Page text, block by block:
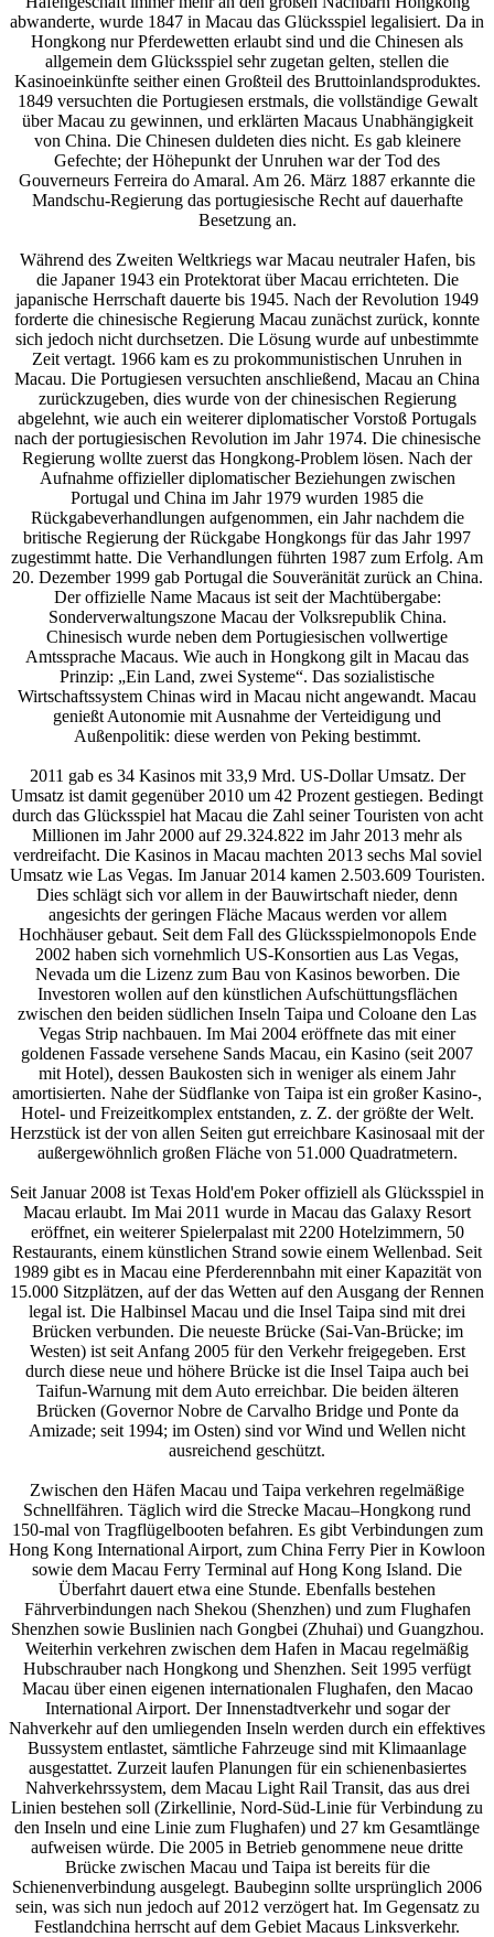
abwanderte, wurde 1847 in Macau das Glücksspiel legalisiert. Da in
Hongkong nur Pferdewetten erlaubt sind und die Chinesen als
allgemein dem Glücksspiel sehr zugetan gelten, stellen die
Kasinoeinkünfte seither einen Großteil des Bruttoinlandsproduktes.
1849 versuchten die Portugiesen erstmals, die vollständige Gewalt
über Macau zu gewinnen, und erklärten Macaus Unabhängigkeit
von China. Die Chinesen duldeten dies nicht. Es gab kleinere
Gefechte; der Höhepunkt der Unruhen war der Tod des
Gouverneurs Ferreira do Amaral. Am 26. März 1887 erkannte die
Mandschu-Regierung das portugiesische Recht auf dauerhafte
Besetzung an.
Während des Zweiten Weltkriegs war Macau neutraler Hafen, bis
die Japaner 1943 ein Protektorat über Macau errichteten. Die
japanische Herrschaft dauerte bis 1945. Nach der Revolution 1949
forderte die chinesische Regierung Macau zunächst zurück, konnte
sich jedoch nicht durchsetzen. Die Lösung wurde auf unbestimmte
Zeit vertagt. 1966 kam es zu prokommunistischen Unruhen in
Macau. Die Portugiesen versuchten anschließend, Macau an China
zurückzugeben, dies wurde von der chinesischen Regierung
abgelehnt, wie auch ein weiterer diplomatischer Vorstoß Portugals
nach der portugiesischen Revolution im Jahr 1974. Die chinesische
Regierung wollte zuerst das Hongkong-Problem lösen. Nach der
Aufnahme offizieller diplomatischer Beziehungen zwischen
Portugal und China im Jahr 1979 wurden 1985 die
Rückgabeverhandlungen aufgenommen, ein Jahr nachdem die
britische Regierung der Rückgabe Hongkongs für das Jahr 1997
zugestimmt hatte. Die Verhandlungen führten 1987 zum Erfolg. Am
20. Dezember 1999 gab Portugal die Souveränität zurück an China.
Der offizielle Name Macaus ist seit der Machtübergabe:
Sonderverwaltungszone Macau der Volksrepublik China.
Chinesisch wurde neben dem Portugiesischen vollwertige
Amtssprache Macaus. Wie auch in Hongkong gilt in Macau das
Prinzip: „Ein Land, zwei Systeme“. Das sozialistische
Wirtschaftssystem Chinas wird in Macau nicht angewandt. Macau
genießt Autonomie mit Ausnahme der Verteidigung und
Außenpolitik: diese werden von Peking bestimmt.
2011 gab es 34 Kasinos mit 33,9 Mrd. US-Dollar Umsatz. Der
Umsatz ist damit gegenüber 2010 um 42 Prozent gestiegen. Bedingt
durch das Glücksspiel hat Macau die Zahl seiner Touristen von acht
Millionen im Jahr 2000 auf 29.324.822 im Jahr 2013 mehr als
verdreifacht. Die Kasinos in Macau machten 2013 sechs Mal soviel
Umsatz wie Las Vegas. Im Januar 2014 kamen 2.503.609 Touristen.
Dies schlägt sich vor allem in der Bauwirtschaft nieder, denn
angesichts der geringen Fläche Macaus werden vor allem
Hochhäuser gebaut. Seit dem Fall des Glücksspielmonopols Ende
2002 haben sich vornehmlich US-Konsortien aus Las Vegas,
Nevada um die Lizenz zum Bau von Kasinos beworben. Die
Investoren wollen auf den künstlichen Aufschüttungsflächen
zwischen den beiden südlichen Inseln Taipa und Coloane den Las
Vegas Strip nachbauen. Im Mai 2004 eröffnete das mit einer
goldenen Fassade versehene Sands Macau, ein Kasino (seit 2007
mit Hotel), dessen Baukosten sich in weniger als einem Jahr
amortisierten. Nahe der Südflanke von Taipa ist ein großer Kasino-,
Hotel- und Freizeitkomplex entstanden, z. Z. der größte der Welt.
Herzstück ist der von allen Seiten gut erreichbare Kasinosaal mit der
außergewöhnlich großen Fläche von 51.000 Quadratmetern.
Seit Januar 2008 ist Texas Hold'em Poker offiziell als Glücksspiel in
Macau erlaubt. Im Mai 2011 wurde in Macau das Galaxy Resort
eröffnet, ein weiterer Spielerpalast mit 2200 Hotelzimmern, 50
Restaurants, einem künstlichen Strand sowie einem Wellenbad. Seit
1989 gibt es in Macau eine Pferderennbahn mit einer Kapazität von
15.000 Sitzplätzen, auf der das Wetten auf den Ausgang der Rennen
legal ist. Die Halbinsel Macau und die Insel Taipa sind mit drei
Brücken verbunden. Die neueste Brücke (Sai-Van-Brücke; im
Westen) ist seit Anfang 2005 für den Verkehr freigegeben. Erst
durch diese neue und höhere Brücke ist die Insel Taipa auch bei
Taifun-Warnung mit dem Auto erreichbar. Die beiden älteren
Brücken (Governor Nobre de Carvalho Bridge und Ponte da
Amizade; seit 1994; im Osten) sind vor Wind und Wellen nicht
ausreichend geschützt.
Zwischen den Häfen Macau und Taipa verkehren regelmäßige
Schnellfähren. Täglich wird die Strecke Macau–Hongkong rund
150-mal von Tragflügelbooten befahren. Es gibt Verbindungen zum
Hong Kong International Airport, zum China Ferry Pier in Kowloon
sowie dem Macau Ferry Terminal auf Hong Kong Island. Die
Überfahrt dauert etwa eine Stunde. Ebenfalls bestehen
Fährverbindungen nach Shekou (Shenzhen) und zum Flughafen
Shenzhen sowie Buslinien nach Gongbei (Zhuhai) und Guangzhou.
Weiterhin verkehren zwischen dem Hafen in Macau regelmäßig
Hubschrauber nach Hongkong und Shenzhen. Seit 1995 verfügt
Macau über einen eigenen internationalen Flughafen, den Macao
International Airport. Der Innenstadtverkehr und sogar der
Nahverkehr auf den umliegenden Inseln werden durch ein effektives
Bussystem entlastet, sämtliche Fahrzeuge sind mit Klimaanlage
ausgestattet. Zurzeit laufen Planungen für ein schienenbasiertes
Nahverkehrssystem, dem Macau Light Rail Transit, das aus drei
Linien bestehen soll (Zirkellinie, Nord-Süd-Linie für Verbindung zu
den Inseln und eine Linie zum Flughafen) und 27 km Gesamtlänge
aufweisen würde. Die 2005 in Betrieb genommene neue dritte
Brücke zwischen Macau und Taipa ist bereits für die
Schienenverbindung ausgelegt. Baubeginn sollte ursprünglich 2006
sein, was sich nun jedoch auf 2012 verzögert hat. Im Gegensatz zu
Festlandchina herrscht auf dem Gebiet Macaus Linksverkehr.